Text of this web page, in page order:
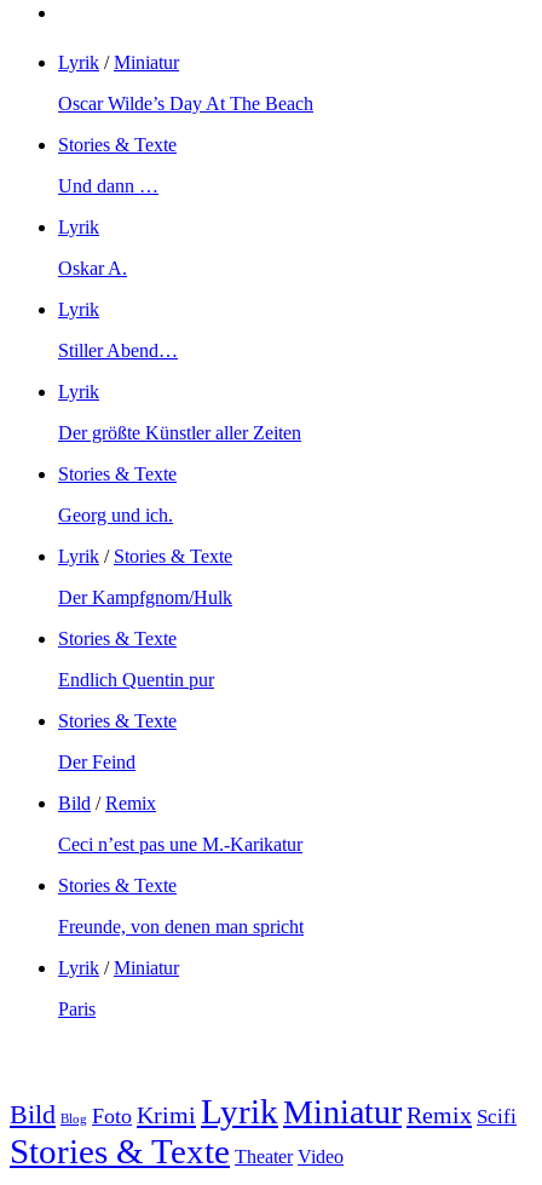
Lyrik /Miniatur
Oscar Wilde’s Day At The Beach
Stories & Texte
Und dann …
Lyrik
Oskar A.
Lyrik
Stiller Abend…
Lyrik
Der größte Künstler aller Zeiten
Stories & Texte
Georg und ich.
Lyrik / Stories & Texte
Der Kampfgnom/Hulk
Stories & Texte
Endlich Quentin pur
Stories & Texte
Der Feind
Bild /Remix
Ceci n’est pas une M.-Karikatur
Stories & Texte
Freunde, von denen man spricht
Lyrik /Miniatur
Paris
Bild Blog Foto Krimi LyrikMiniaturRemix Scifi
Stories & Texte Theater Video